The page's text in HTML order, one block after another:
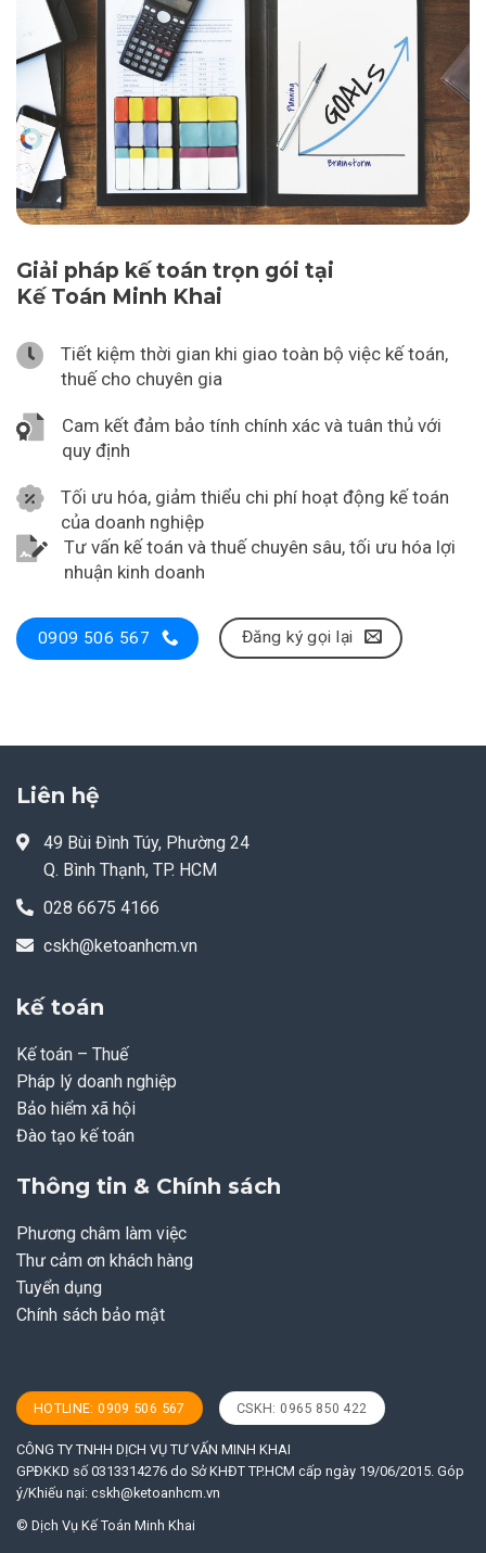
Giải pháp kế toán trọn gói tại
Kế Toán Minh Khai
Tiết kiệm thời gian khi giao toàn bộ việc kế toán,
thuế cho chuyên gia
Cam kết đảm bảo tính chính xác và tuân thủ với
quy định
Tối ưu hóa, giảm thiểu chi phí hoạt động kế toán
của doanh nghiệp
Tư vấn kế toán và thuế chuyên sâu, tối ưu hóa lợi
nhuận kinh doanh
0909 506 567 Đăng ký gọi lại
Liên hệ
49 Bùi Đình Túy, Phường 24
Q. Bình Thạnh, TP. HCM
028 6675 4166
cskh@ketoanhcm.vn
kế toán
Kế toán – Thuế
Pháp lý doanh nghiệp
Bảo hiểm xã hội
Đào tạo kế toán
Thông tin & Chính sách
Phương châm làm việc
Thư cảm ơn khách hàng
Tuyển dụng
Chính sách bảo mật
HOTLINE: 0909 506 567 CSKH: 0965 850 422
CÔNG TY TNHH DỊCH VỤ TƯ VẤN MINH KHAI
GPĐKKD số 0313314276 do Sở KHĐT TP.HCM cấp ngày 19/06/2015. Góp
ý/Khiếu nại: cskh@ketoanhcm.vn
© Dịch Vụ Kế Toán Minh Khai